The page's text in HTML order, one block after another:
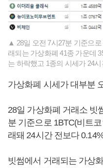
▲ 28일 오전 7시27분 기준으
래되는 가상화폐 41종 가운데
는 하락했고 1종의 시세가 24
가상화폐 시세가 대부분
28일 가상화폐 거래소 빗
분 기준으로 1BTC(비트
래돼 24시간 전보다
빗썸에서 거래되는 가상